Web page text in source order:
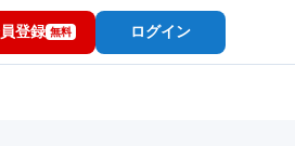
登録 無料 ログイン